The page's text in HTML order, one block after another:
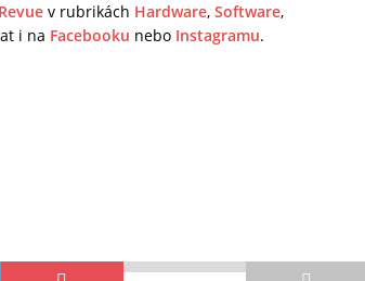
v rubrikách Hardware, Software,
i na Facebooku nebo Instagramu.